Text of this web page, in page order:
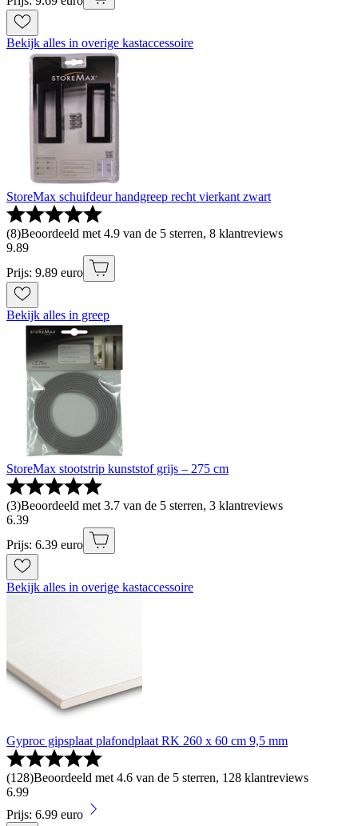
Bekijk alles in overige kastaccessoire
StoreMax schuifdeur handgreep recht vierkant zwart
(8)Beoordeeld met 4.9 van de 5 sterren, 8 klantreviews
9.89
Prijs: 9.89 euro
Bekijk alles in greep
StoreMax stootstrip kunststof grijs – 275 cm
(3)Beoordeeld met 3.7 van de 5 sterren, 3 klantreviews
6.39
Prijs: 6.39 euro
Bekijk alles in overige kastaccessoire
Gyproc gipsplaat plafondplaat RK 260 x 60 cm 9,5 mm
(128)Beoordeeld met 4.6 van de 5 sterren, 128 klantreviews
6.99
Prijs: 6.99 euro